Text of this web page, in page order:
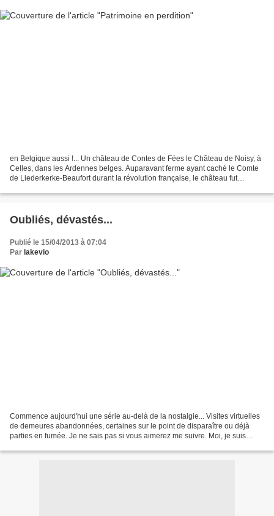
en Belgique aussi !... Un château de Contes de Fées le Château de Noisy, à
Celles, dans les Ardennes belges. Auparavant ferme ayant caché le Comte
de Liederkerke-Beaufort durant la révolution française, le château fut
Oubliés, dévastés...
Publié le 15/04/2013 à 07:04
Par lakevio
Commence aujourd'hui une série au-delà de la nostalgie... Visites virtuelles
de demeures abandonnées, certaines sur le point de disparaître ou déjà
parties en fumée. Je ne sais pas si vous aimerez me suivre. Moi, je suis